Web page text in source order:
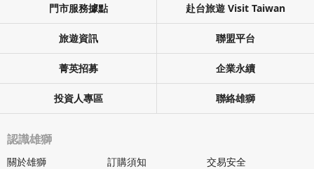
門市服務據點 赴台旅遊 Visit Taiwan
旅遊資訊 聯盟平台
菁英招募 企業永續
投資人專區 聯絡雄獅
認識雄獅
關於雄獅 訂購須知
交易安全